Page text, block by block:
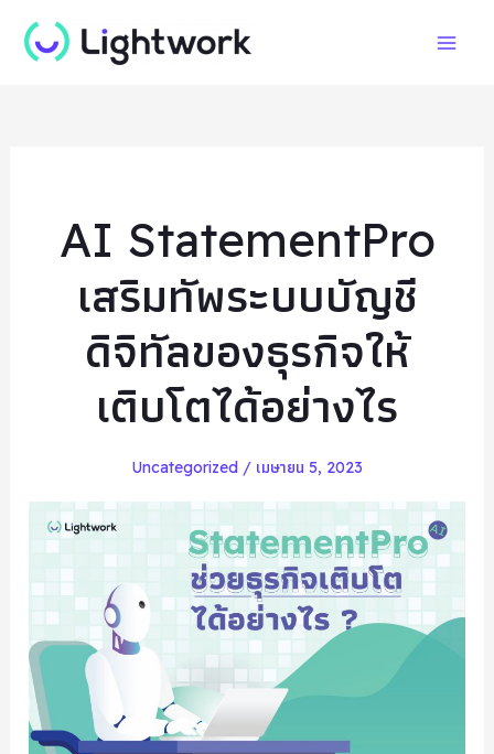
AI StatementPro
เสริมทัพระบบบัญชี
ดิจิทัลของธุรกิจให้
เติบโตได้อย่างไร
Uncategorized / เมษายน 5, 2023